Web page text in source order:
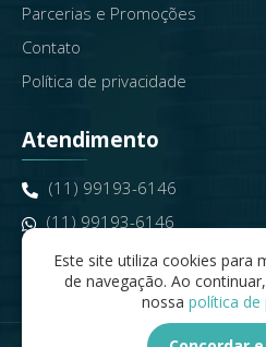
Parcerias e Promoções
Contato
Política de privacidade
Atendimento
(11) 99193-6146​
(11) 99193-6146
Este site utiliza cookies para
de navegação. Ao
nossa política de